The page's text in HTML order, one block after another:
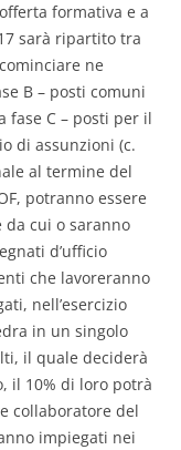
formativa e a
sarà ripartito tra
ne
B – posti comuni
fase C – posti per il
di assunzioni (c.
al termine del
potranno essere
cui o saranno
d’ufficio
che lavoreranno
nell’esercizio
in un singolo
il quale deciderà
il 10% di loro potrà
collaboratore del
impiegati nei